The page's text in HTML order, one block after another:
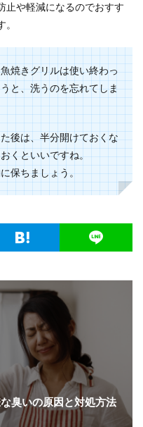
止や軽減になるのでおすす
焼きグリルは使い終わっ
と、洗うのを忘れてしま
後は、半分開けておくな
くといいですね。
保ちましょう。
臭いの原因と対処方法